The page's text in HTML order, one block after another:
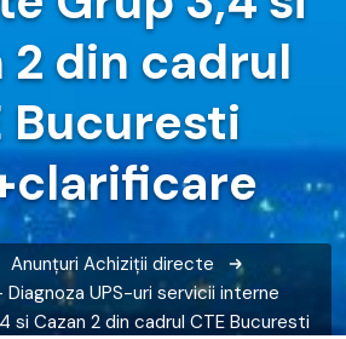
2 din cadrul
Bucuresti
Anunțuri Achiziții directe
UPS-uri servicii interne
si Cazan 2 din cadrul CTE Bucuresti